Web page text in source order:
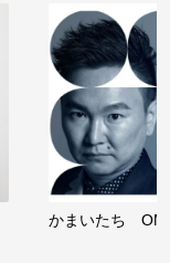
かまいたち